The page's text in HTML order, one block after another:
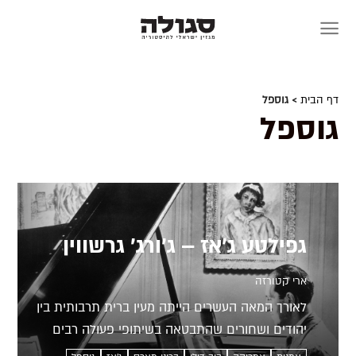
דף הבית > גוספל
גוספל
גפילטע ג'אז – ג׳ורג׳ גרשווין
ארי קטורזה
לאורך המאה העשרים הייתה מעין ברית תרבותית בין
יהודים ושחורים שהתבטאה בשיתופי פעולה רבים
במוזיקה האמריקנית. אחד היהודים שהוקסמו מהמוזיקה